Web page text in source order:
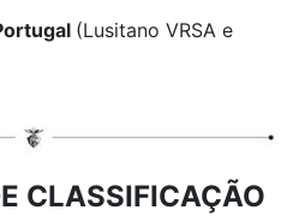
(Lusitano VRSA e
CLASSIFICAÇÃO